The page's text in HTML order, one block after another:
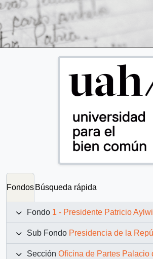
Fondos Búsqueda rápida
Fondo 1 - Presidente Patricio Aylwin
Sub Fondo Presidencia de la República (11
Sección Oficina de Partes Palacio